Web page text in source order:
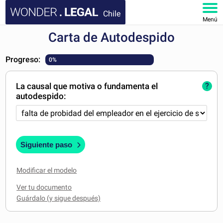
Chile
Menú
DOCUMENTOS
FAQ
MI CUENTA
Carta de Autodespido
Progreso: 0%
La causal que motiva o fundamenta el
autodespido:
?
Siguiente paso
Modificar el modelo
Ver tu documento